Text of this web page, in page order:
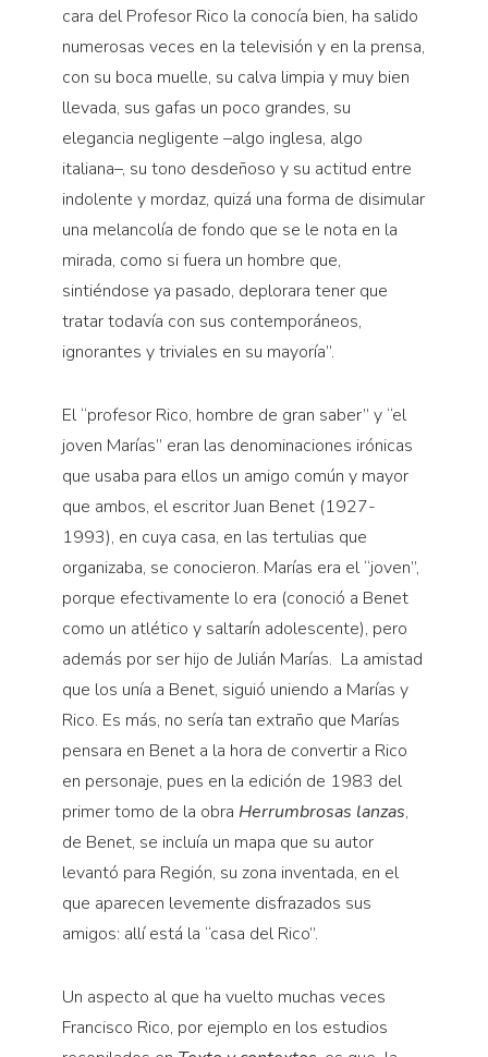
cara del Profesor Rico la conocía bien, ha salido
numerosas veces en la televisión y en la prensa,
con su boca muelle, su calva limpia y muy bien
llevada, sus gafas un poco grandes, su
elegancia negligente –algo inglesa, algo
italiana–, su tono desdeñoso y su actitud entre
indolente y mordaz, quizá una forma de disimular
una melancolía de fondo que se le nota en la
mirada, como si fuera un hombre que,
sintiéndose ya pasado, deplorara tener que
tratar todavía con sus contemporáneos,
ignorantes y triviales en su mayoría”.
El “profesor Rico, hombre de gran saber” y “el
joven Marías” eran las denominaciones irónicas
que usaba para ellos un amigo común y mayor
que ambos, el escritor Juan Benet (1927-
1993), en cuya casa, en las tertulias que
organizaba, se conocieron. Marías era el “joven”,
porque efectivamente lo era (conoció a Benet
como un atlético y saltarín adolescente), pero
además por ser hijo de Julián Marías. La amistad
que los unía a Benet, siguió uniendo a Marías y
Rico. Es más, no sería tan extraño que Marías
pensara en Benet a la hora de convertir a Rico
en personaje, pues en la edición de 1983 del
primer tomo de la obra Herrumbrosas lanzas,
de Benet, se incluía un mapa que su autor
levantó para Región, su zona inventada, en el
que aparecen levemente disfrazados sus
amigos: allí está la “casa del Rico”.
Un aspecto al que ha vuelto muchas veces
Francisco Rico, por ejemplo en los estudios